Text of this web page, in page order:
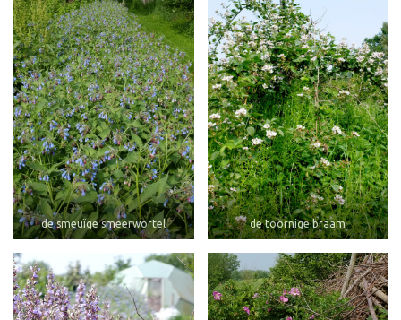
de smeuïge smeerwortel de toornige braam